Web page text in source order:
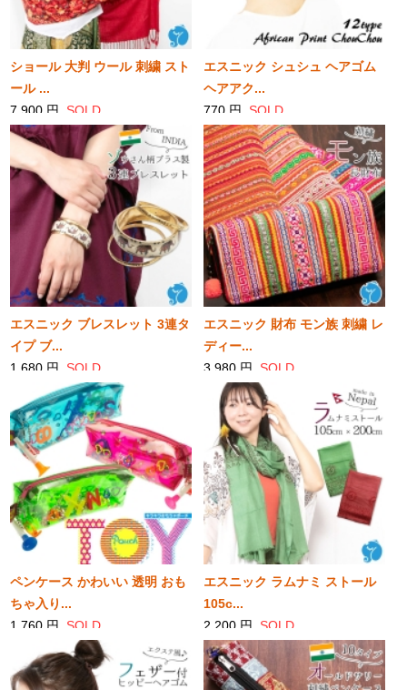
ショール 大判 ウール 刺繍 スト
ール ...
7,900 円 SOLD
エスニック シュシュ ヘアゴム
ヘアアク...
770 円 SOLD
エスニック ブレスレット 3連タ
イプ ブ...
1,680 円 SOLD
エスニック 財布 モン族 刺繍 レ
ディー...
3,980 円 SOLD
ペンケース かわいい 透明 おも
ちゃ入り...
1,760 円 SOLD
エスニック ラムナミ ストール
105c...
2,200 円 SOLD